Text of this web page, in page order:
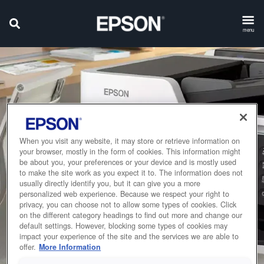
menu
When you visit any website, it may store or retrieve information on
your browser, mostly in the form of cookies. This information might
be about you, your preferences or your device and is mostly used
to make the site work as you expect it to. The information does not
usually directly identify you, but it can give you a more
personalized web experience. Because we respect your right to
privacy, you can choose not to allow some types of cookies. Click
on the different category headings to find out more and change our
default settings. However, blocking some types of cookies may
impact your experience of the site and the services we are able to
offer. More Information